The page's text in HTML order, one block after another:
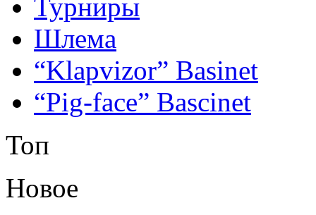
Турниры
Шлема
“Klapvizor” Basinet
“Pig-face” Bascinet
Топ
Новое